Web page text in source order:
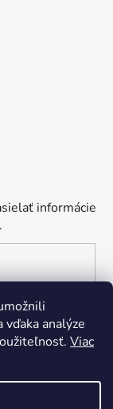
analýze
Viac
informácie
ochrany